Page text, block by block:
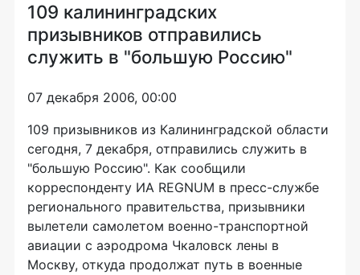
109 калининградских
призывников отправились
служить в "большую Россию"
07 декабря 2006, 00:00
109 призывников из Калининградской области
сегодня, 7 декабря, отправились служить в
"большую Россию". Как сообщили
корреспонденту ИА REGNUM в пресс-службе
регионального правительства, призывники
вылетели самолетом военно-транспортной
авиации с аэродрома Чкаловск лены в
Москву, откуда продолжат путь в военные